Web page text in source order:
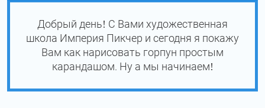
Добрый день! С Вами художественная
школа Империя Пикчер и сегодня я покажу
Вам как нарисовать горпун простым
карандашом. Ну а мы начинаем!